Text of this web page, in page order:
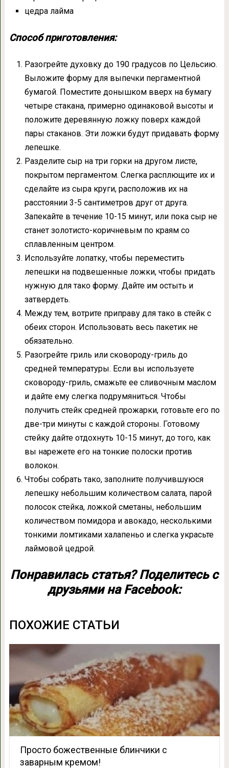
цедра лайма
Способ приготовления:
Разогрейте духовку до 190 градусов по Цельсию.
Выложите форму для выпечки пергаментной
бумагой. Поместите донышком вверх на бумагу
четыре стакана, примерно одинаковой высоты и
положите деревянную ложку поверх каждой
пары стаканов. Эти ложки будут придавать форму
лепешке.
Разделите сыр на три горки на другом листе,
покрытом пергаментом. Слегка расплющите их и
сделайте из сыра круги, расположив их на
расстоянии 3-5 сантиметров друг от друга.
Запекайте в течение 10-15 минут, или пока сыр не
станет золотисто-коричневым по краям со
сплавленным центром.
Используйте лопатку, чтобы переместить
лепешки на подвешенные ложки, чтобы придать
нужную для тако форму. Дайте им остыть и
затвердеть.
Между тем, вотрите приправу для тако в стейк с
обеих сторон. Использовать весь пакетик не
обязательно.
Разогрейте гриль или сковороду-гриль до
средней температуры. Если вы используете
сковороду-гриль, смажьте ее сливочным маслом
и дайте ему слегка подрумяниться. Чтобы
получить стейк средней прожарки, готовьте его по
две-три минуты с каждой стороны. Готовому
стейку дайте отдохнуть 10-15 минут, до того, как
вы нарежете его на тонкие полоски против
волокон.
Чтобы собрать тако, заполните получившуюся
лепешку небольшим количеством салата, парой
полосок стейка, ложкой сметаны, небольшим
количеством помидора и авокадо, несколькими
тонкими ломтиками халапеньо и слегка украсьте
лаймовой цедрой.
Понравилась статья? Поделитесь с
друзьями на Facebook:
ПОХОЖИЕ СТАТЬИ
Просто божественные блинчики с
заварным кремом!